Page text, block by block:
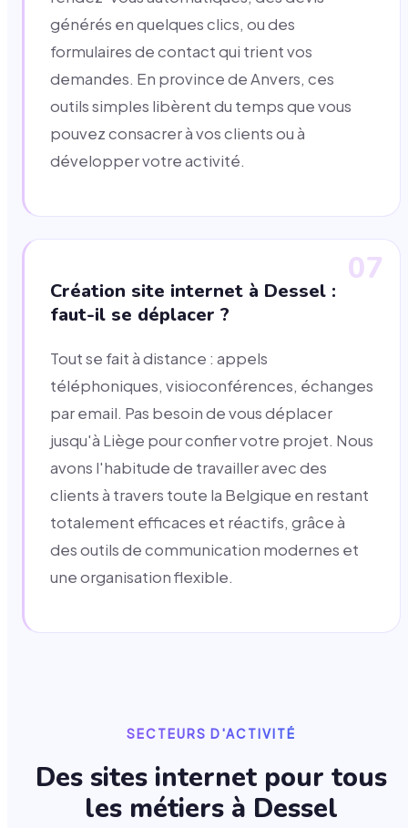
générés en quelques clics, ou des
formulaires de contact qui trient vos
demandes. En province de Anvers, ces
outils simples libèrent du temps que vous
pouvez consacrer à vos clients ou à
développer votre activité.
07
Création site internet à Dessel :
faut-il se déplacer ?
Tout se fait à distance : appels
téléphoniques, visioconférences, échanges
par email. Pas besoin de vous déplacer
jusqu'à Liège pour confier votre projet. Nous
avons l'habitude de travailler avec des
clients à travers toute la Belgique en restant
totalement efficaces et réactifs, grâce à
des outils de communication modernes et
une organisation flexible.
SECTEURS D'ACTIVITÉ
Des sites internet pour tous
les métiers à Dessel